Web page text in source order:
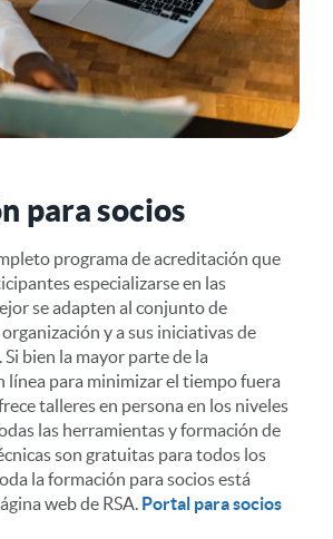
para socios
programa de acreditación que
especializarse en las
se adapten al conjunto de
y a sus iniciativas de
bien la mayor parte de la
línea para minimizar el tiempo fuera
talleres en persona en los niveles
las herramientas y formación de
son gratuitas para todos los
la formación para socios está
web de RSA. Portal para socios